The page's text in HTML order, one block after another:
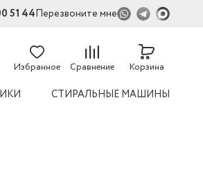
51 44Перезвоните мне
Избранное Сравнение
54
Корзина
СТИРАЛЬНЫЕ МАШИНЫ